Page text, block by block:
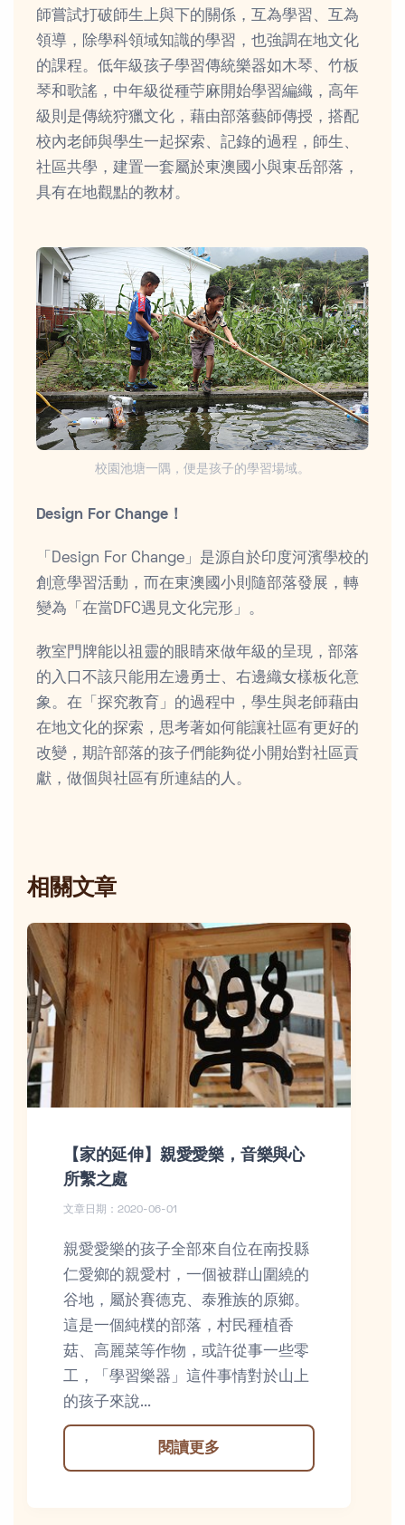
師嘗試打破師生上與下的關係，互為學習、互為
領導，除學科領域知識的學習，也強調在地文化
的課程。低年級孩子學習傳統樂器如木琴、竹板
琴和歌謠，中年級從種苧麻開始學習編織，高年
級則是傳統狩獵文化，藉由部落藝師傳授，搭配
校內老師與學生一起探索、記錄的過程，師生、
社區共學，建置一套屬於東澳國小與東岳部落，
具有在地觀點的教材。
校園池塘一隅，便是孩子的學習場域。
Design For Change！
「Design For Change」是源自於印度河濱學校的
創意學習活動，而在東澳國小則隨部落發展，轉
變為「在當DFC遇見文化完形」。
教室門牌能以祖靈的眼睛來做年級的呈現，部落
的入口不該只能用左邊勇士、右邊織女樣板化意
象。在「探究教育」的過程中，學生與老師藉由
在地文化的探索，思考著如何能讓社區有更好的
改變，期許部落的孩子們能夠從小開始對社區貢
獻，做個與社區有所連結的人。
相關文章
【家的延伸】親愛愛樂，音樂與心
所繫之處
文章日期：2020-06-01
親愛愛樂的孩子全部來自位在南投縣
仁愛鄉的親愛村，一個被群山圍繞的
谷地，屬於賽德克、泰雅族的原鄉。
這是一個純樸的部落，村民種植香
菇、高麗菜等作物，或許從事一些零
工，「學習樂器」這件事情對於山上
的孩子來說...
閱讀更多